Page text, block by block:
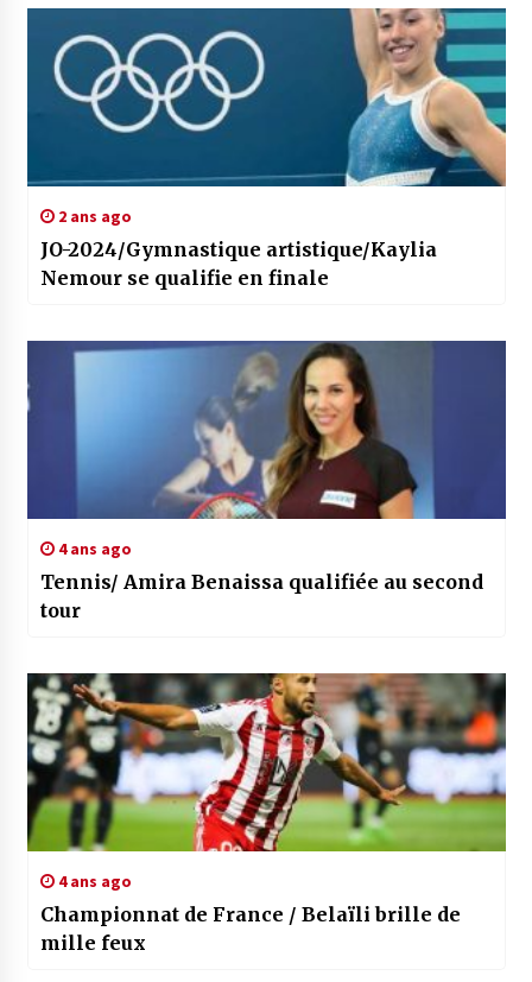
2 ans ago
JO-2024/Gymnastique artistique/Kaylia
Nemour se qualifie en finale
4 ans ago
Tennis/ Amira Benaissa qualifiée au second
tour
4 ans ago
Championnat de France / Belaïli brille de
mille feux